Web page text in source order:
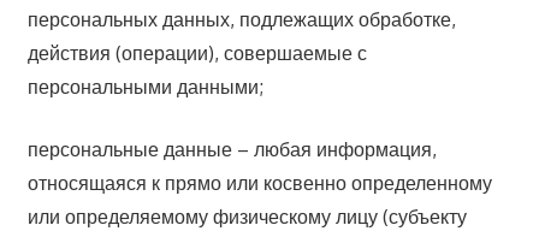
персональных данных, подлежащих обработке,
действия (операции), совершаемые с
персональными данными;
персональные данные – любая информация,
относящаяся к прямо или косвенно определенному
или определяемому физическому лицу (субъекту